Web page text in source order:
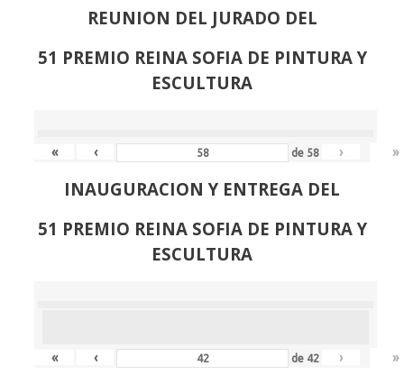
REUNION DEL JURADO DEL
51 PREMIO REINA SOFIA DE PINTURA Y
ESCULTURA
« ‹ de 58 › »
INAUGURACION Y ENTREGA DEL
51 PREMIO REINA SOFIA DE PINTURA Y
ESCULTURA
« ‹ de 42 › »